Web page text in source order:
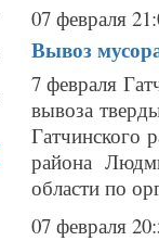
07 февраля
Вывоз
7 февраля
вывоза
Гатчинского
района
области по
07 февраля